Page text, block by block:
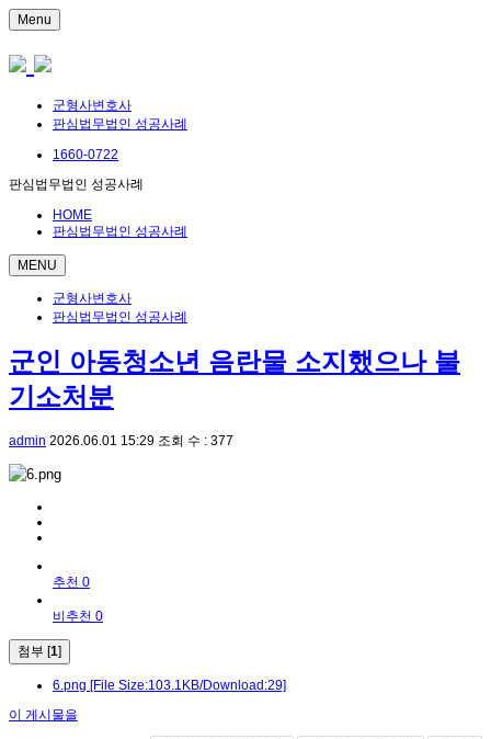
Menu
군형사변호사
판심법무법인 성공사례
1660-0722
판심법무법인 성공사례
HOME
판심법무법인 성공사례
MENU
군형사변호사
판심법무법인 성공사례
군인 아동청소년 음란물 소지했으나 불
기소처분
admin 2026.06.01 15:29 조회 수 : 377
추천 0
비추천 0
첨부 [1]
6.png [File Size:103.1KB/Download:29]
이 게시물을